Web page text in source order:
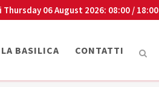
Thursday 06 August 2026: 08:00 / 18:00
LA BASILICA CONTATTI